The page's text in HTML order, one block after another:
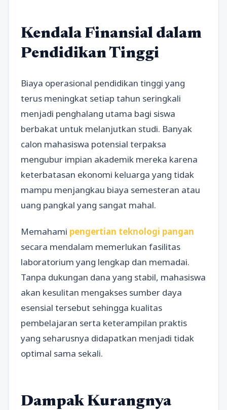
Kendala Finansial dalam
Pendidikan Tinggi
Biaya operasional pendidikan tinggi yang
terus meningkat setiap tahun seringkali
menjadi penghalang utama bagi siswa
berbakat untuk melanjutkan studi. Banyak
calon mahasiswa potensial terpaksa
mengubur impian akademik mereka karena
keterbatasan ekonomi keluarga yang tidak
mampu menjangkau biaya semesteran atau
uang pangkal yang sangat mahal.
Memahami pengertian teknologi pangan
secara mendalam memerlukan fasilitas
laboratorium yang lengkap dan memadai.
Tanpa dukungan dana yang stabil, mahasiswa
akan kesulitan mengakses sumber daya
esensial tersebut sehingga kualitas
pembelajaran serta keterampilan praktis
yang seharusnya didapatkan menjadi tidak
optimal sama sekali.
Dampak Kurangnya